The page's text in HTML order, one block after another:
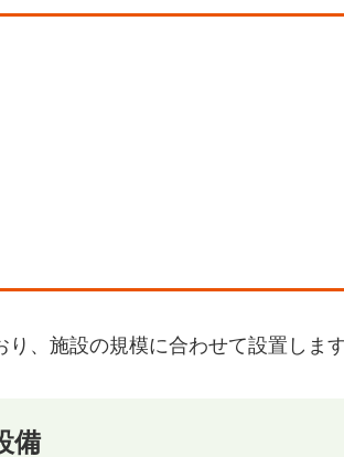
、施設の規模に合わせて設置します
備